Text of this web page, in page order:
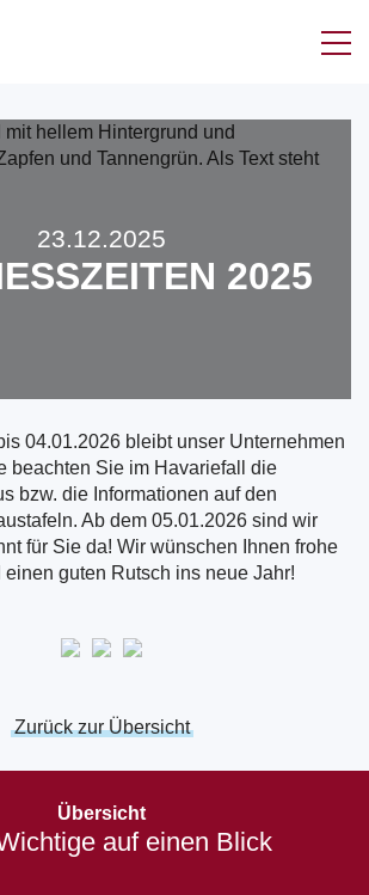
23.12.2025
2025
04.01.2026 bleibt unser Unternehmen
beachten Sie im Havariefall die
bzw. die Informationen auf den
Ab dem 05.01.2026 sind wir
für Sie da! Wir wünschen Ihnen frohe
guten Rutsch ins neue Jahr!
Zurück zur Übersicht
Übersicht
auf einen Blick